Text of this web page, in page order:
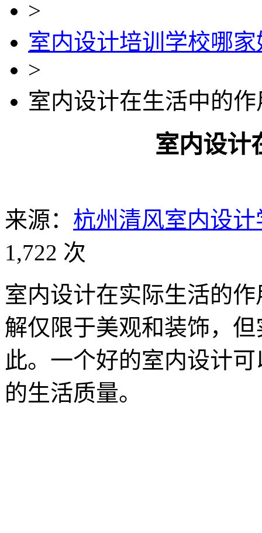
>
室内设计培训学校哪家
>
室内设计在生活中的作
室内设计
来源： 杭州清风室内设计
1,722 次
室内设计在实际生活的
解仅限于美观和装饰，
此。一个好的室内设计
的生活质量。